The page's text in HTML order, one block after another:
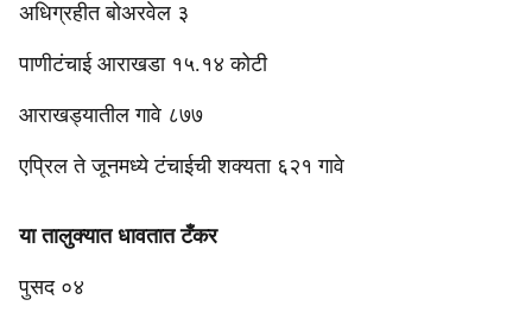
अधिग्रहीत बोअरवेल ३
पाणीटंचाई आराखडा १५.१४ कोटी
आराखड्यातील गावे ८७७
एप्रिल ते जूनमध्ये टंचाईची शक्यता ६२१ गावे
या तालुक्यात धावतात टँकर
पुसद ०४